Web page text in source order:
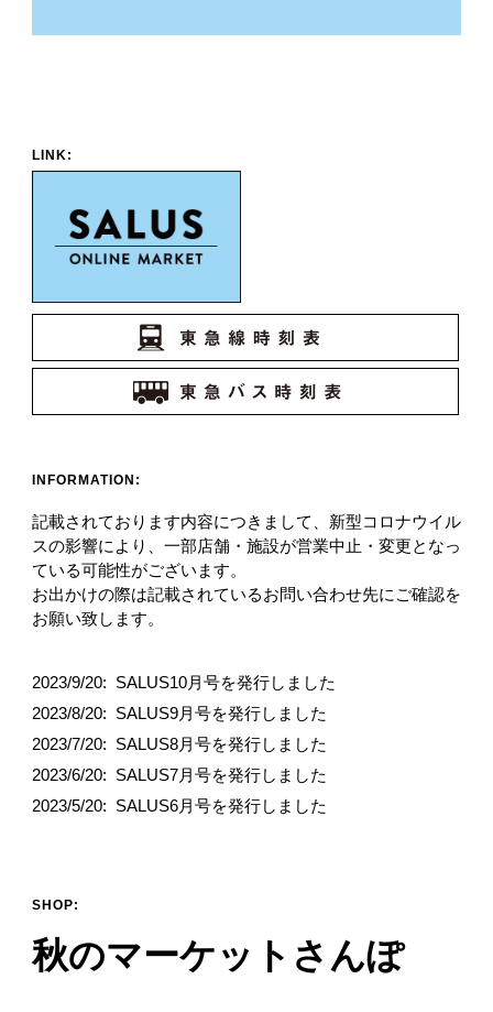
LINK:
INFORMATION:
記載されております内容につきまして、新型コロナウイル
スの影響により、一部店舗・施設が営業中止・変更となっ
ている可能性がございます。
お出かけの際は記載されているお問い合わせ先にご確認を
お願い致します。
2023/9/20: SALUS10月号を発行しました
2023/8/20: SALUS9月号を発行しました
2023/7/20: SALUS8月号を発行しました
2023/6/20: SALUS7月号を発行しました
2023/5/20: SALUS6月号を発行しました
SHOP:
秋のマーケットさんぽ